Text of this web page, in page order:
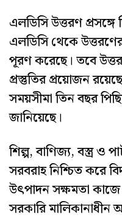
এলডিসি উত্তরণ প্রসঙ্গে
এলডিসি থেকে
পূরণ করেছে। তবে
প্রস্তুতির প্রয়োজন
সময়সীমা তিন বছর
জানিয়েছে।
শিল্প, বাণিজ্য, বস্ত্র ও
সরবরাহ নিশ্চিত করে
উৎপাদন সক্ষমতা কাজে
সরকারি মালিকানাধীন